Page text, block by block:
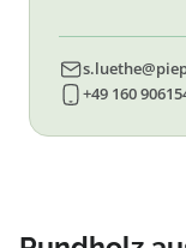
+49 160